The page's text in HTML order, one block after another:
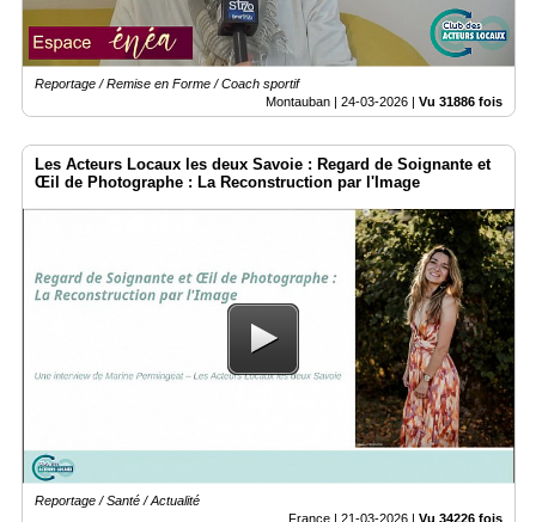
Reportage / Remise en Forme / Coach sportif
Montauban | 24-03-2026 | Vu 31886 fois
Les Acteurs Locaux les deux Savoie : Regard de Soignante et
Œil de Photographe : La Reconstruction par l'Image
Reportage / Santé / Actualité
France | 21-03-2026 Vu 34226 fois